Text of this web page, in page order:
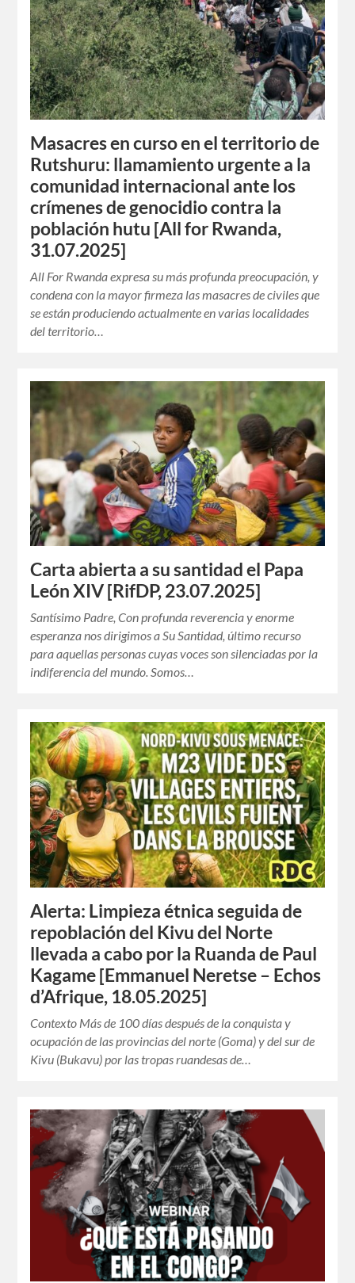
Masacres en curso en el territorio de
Rutshuru: llamamiento urgente a la
comunidad internacional ante los
crímenes de genocidio contra la
población hutu [All for Rwanda,
31.07.2025]
All For Rwanda expresa su más profunda preocupación, y
condena con la mayor firmeza las masacres de civiles que
se están produciendo actualmente en varias localidades
del territorio…
Carta abierta a su santidad el Papa
León XIV [RifDP, 23.07.2025]
Santísimo Padre, Con profunda reverencia y enorme
esperanza nos dirigimos a Su Santidad, último recurso
para aquellas personas cuyas voces son silenciadas por la
indiferencia del mundo. Somos…
Alerta: Limpieza étnica seguida de
repoblación del Kivu del Norte
llevada a cabo por la Ruanda de Paul
Kagame [Emmanuel Neretse – Echos
d’Afrique, 18.05.2025]
Contexto Más de 100 días después de la conquista y
ocupación de las provincias del norte (Goma) y del sur de
Kivu (Bukavu) por las tropas ruandesas de…